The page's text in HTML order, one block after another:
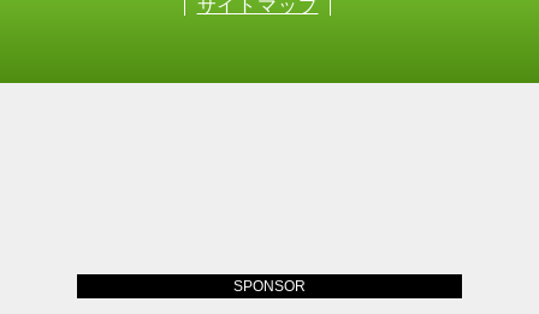
サイトマップ
SPONSOR